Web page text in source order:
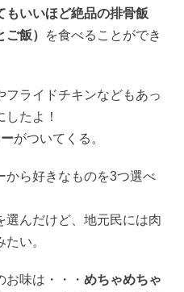
もいいほど絶品の排骨飯
飯）
を食べることができ
フライドチキンなどもあっ
たよ！
がついてくる。
から好きなものを3つ選べ
選んだけど、地元民には肉
い。
味は・・・ めちゃめちゃ